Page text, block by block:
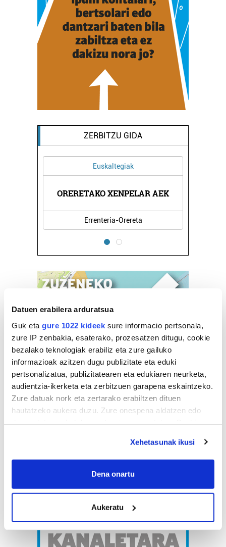
Datuen erabilera arduratsua
Guk eta gure 1022 kideek sure informacio pertsonala,
zure IP zenbakia, esaterako, prozesatzen ditugu, cookie
bezalako teknologiak erabiliz eta zure gailuko
informazioak azitzen dugu publizitate eta eduki
pertsonalizatua, publizitatearen eta edukiaren neurketa,
audientzia-ikerketa eta zerbitzuen garapena eskaintzeko.
Zure datuak nork eta zertarako erabiltzen dituen
hautatzeko aukera duzu. Zure onespena aldatzen edo
If you allow, we would also like to:
Collect information about your geographical
meters
Identify your device by actively scanning it for
specific characteristics (fingerprinting)
Find out more about how your personal data is processed
Xehetasunak ikusi
Dena onartu
Aukeratu
ZERBITZU GIDA
Euskaltegiak
ORERETAKO XENPELAR AEK
Errenteria-Orereta
DEIKAGEST